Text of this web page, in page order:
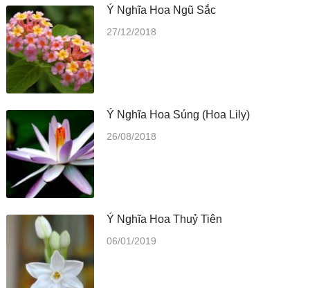
Ý Nghĩa Hoa Ngũ Sắc
27/12/2018
Ý Nghĩa Hoa Súng (Hoa Lily)
26/08/2018
Ý Nghĩa Hoa Thuỷ Tiên
06/01/2019